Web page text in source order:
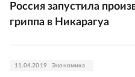
Россия запустила
гриппа в Никарагуа
11.04.2019 Экономика